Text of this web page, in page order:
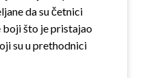
da su četnici
boji što je pristajao
su u prethodnici